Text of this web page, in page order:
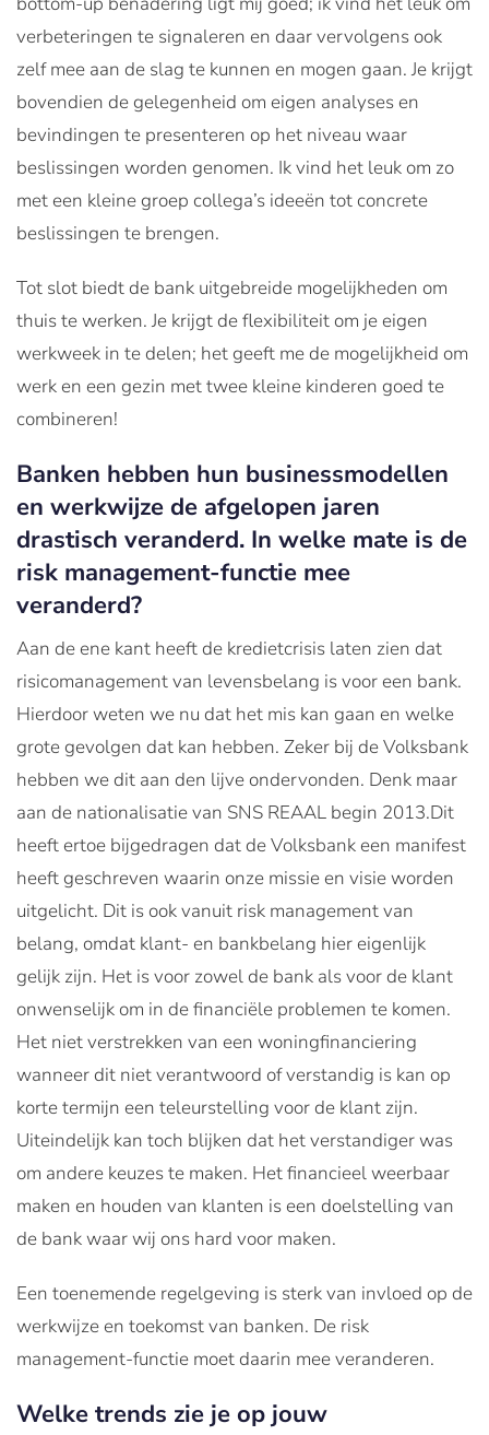
verbeteringen te signaleren en daar vervolgens ook
zelf mee aan de slag te kunnen en mogen gaan. Je krijgt
bovendien de gelegenheid om eigen analyses en
bevindingen te presenteren op het niveau waar
beslissingen worden genomen. Ik vind het leuk om zo
met een kleine groep collega’s ideeën tot concrete
beslissingen te brengen.
Tot slot biedt de bank uitgebreide mogelijkheden om
thuis te werken. Je krijgt de flexibiliteit om je eigen
werkweek in te delen; het geeft me de mogelijkheid om
werk en een gezin met twee kleine kinderen goed te
combineren!
Banken hebben hun businessmodellen
en werkwijze de afgelopen jaren
drastisch veranderd. In welke mate is de
risk management-functie mee
veranderd?
Aan de ene kant heeft de kredietcrisis laten zien dat
risicomanagement van levensbelang is voor een bank.
Hierdoor weten we nu dat het mis kan gaan en welke
grote gevolgen dat kan hebben. Zeker bij de Volksbank
hebben we dit aan den lijve ondervonden. Denk maar
aan de nationalisatie van SNS REAAL begin 2013.Dit
heeft ertoe bijgedragen dat de Volksbank een manifest
heeft geschreven waarin onze missie en visie worden
uitgelicht. Dit is ook vanuit risk management van
belang, omdat klant- en bankbelang hier eigenlijk
gelijk zijn. Het is voor zowel de bank als voor de klant
onwenselijk om in de financiële problemen te komen.
Het niet verstrekken van een woningfinanciering
wanneer dit niet verantwoord of verstandig is kan op
korte termijn een teleurstelling voor de klant zijn.
Uiteindelijk kan toch blijken dat het verstandiger was
om andere keuzes te maken. Het financieel weerbaar
maken en houden van klanten is een doelstelling van
de bank waar wij ons hard voor maken.
Een toenemende regelgeving is sterk van invloed op de
werkwijze en toekomst van banken. De risk
management-functie moet daarin mee veranderen.
Welke trends zie je op jouw